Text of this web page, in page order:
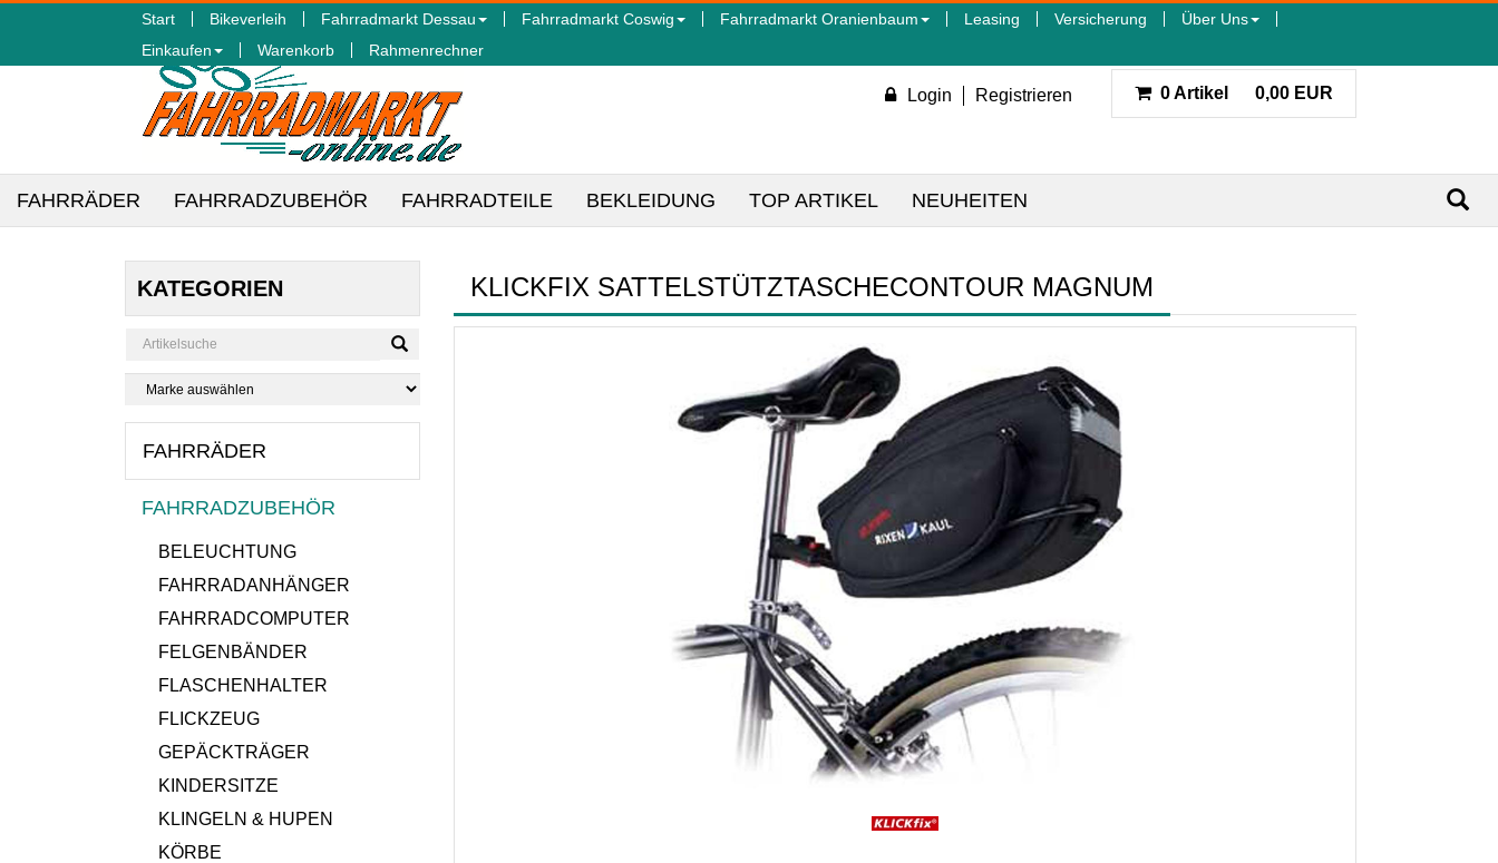
Start Bikeverleih Fahrradmarkt Dessau Fahrradmarkt Coswig Fahrradmarkt Oranienbaum Leasing Versicherung
Über Uns
Einkaufen
Warenkorb Rahmenrechner
Login Registrieren 0 Artikel 0,00 EUR
FAHRRÄDER FAHRRADZUBEHÖR FAHRRADTEILE BEKLEIDUNG TOP ARTIKEL NEUHEITEN
KATEGORIEN
FAHRRÄDER
FAHRRADZUBEHÖR
BELEUCHTUNG
FAHRRADANHÄNGER
FAHRRADCOMPUTER
FELGENBÄNDER
FLASCHENHALTER
FLICKZEUG
GEPÄCKTRÄGER
KINDERSITZE
KLINGELN & HUPEN
KÖRBE
KLICKFIX SATTELSTÜTZTASCHECONTOUR MAGNUM